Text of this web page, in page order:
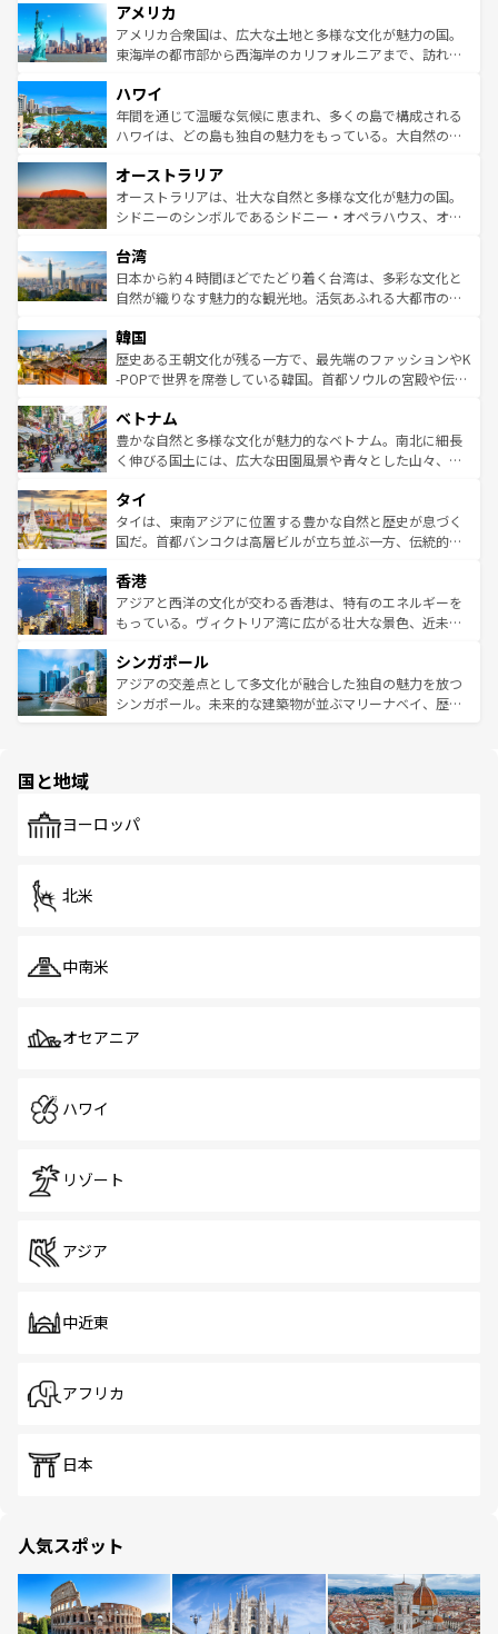
ンツ一覧を参照してほしい。
の建物がそのまま残る町や、スイスならではのユニークな
博物館もあり、アルプス観光だけでなく町歩きも満喫する
ことができる。国民の所得が高いため物価も高いが、旅行
ば市内交通費無料で観光を楽しむこともできる。 なお、新
着のスイス情報はコンテンツ一覧 を参照してほしい。
アメリカ
アメリカ合衆国は、広大な土地と多様な文化が魅力の国。
東海岸の都市部から西海岸のカリフォルニアまで、訪れる
のような巨大都市は、観光、ショッピング、エンターテイ
ンメントが詰まった刺激的なスポットだ。一方、アメリカ
西部には大自然が広がり、グランドキャニオンやイエロー
部のニューオーリンズでは、音楽と美食が融合した独特の
文化が魅力。旅行者はアメリカの各地域で異なる魅力を楽
しみながら、その多様性と豊かな歴史を感じることができ
ならではの贅沢な旅のスタイルだ。 なお、新着のアメリカ
情報はコンテンツ一覧を参照してほしい。
ハワイ
年間を通じて温暖な気候に恵まれ、多くの島で構成される
ハワイは、どの島も独自の魅力をもっている。大自然の神
ワイ島は見逃せない。また、定番の観光地といえばオアフ
島だが、静かな自然を求めるならマウイ島やカウアイ島が
おすすめ。エメラルドグリーンに輝く海をはじめ、豊かな
れるおもてなしの心で訪れる人々を迎えてくれるハワイの
人々、おいしいローカルフードやハワイアンミュージッ
ク、伝統的なフラダンスなど、すべてがハワイの魅力を彩
ワイを、存分に味わってほしい。 なお、新着のハワイ情報
はコンテンツ一覧を参照してほしい。
オーストラリア
オーストラリアは、壮大な自然と多様な文化が魅力の国。
シドニーのシンボルであるシドニー・オペラハウス、オー
リアリーフや大陸中央部にそびえるウルル（エアーズロッ
ク）、タスマニアの美しい原生林やケアンズの熱帯雨林な
ど、見どころがたくさん。また、カフェやワイン、オージ
いる。アクティビティも充実しており、サーフィンやダイ
ビング、ハイキングなど、アウトドア好きにはたまらな
い。オーストラリアの多彩な魅力を存分に味わいつくそ
参照してほしい。
台湾
日本から約４時間ほどでたどり着く台湾は、多彩な文化と
自然が織りなす魅力的な観光地。活気あふれる大都市の台
ン）、静ひつな山岳地帯である台湾東部など、都市の喧騒
と山間の静けさが共存しており、訪れる人に新しい発見と
驚きをもたらしてくれる。また、奥深い台湾の食文化も魅
容にもいいと評判のスイーツなど、バラエティ豊かな料理
が味わえる。 なお、新着の台湾情報は コンテンツ一覧を参
照してほしい。
韓国
歴史ある王朝文化が残る一方で、最先端のファッションやK
-POPで世界を席巻している韓国。首都ソウルの宮殿や伝統
き、地方に足を延ばせば四季折々の自然美を楽しむことが
できる。そして、キムチや焼肉、絶品のストリートフード
まで、さまざまな韓国料理が待っている。夜には、韓国な
リティに包まれながら、韓国の多彩な魅力を心ゆくまで味
わってみてほしい。 なお、新着の韓国情報はコンテンツ一
覧を参照してほしい。
ベトナム
豊かな自然と多様な文化が魅力的なベトナム。南北に細長
く伸びる国土には、広大な田園風景や青々とした山々、世
急速な発展と共に伝統が息づく。ハノイの古い町並みやホ
ーチミン市のフランス統治時代の建物も、独特の雰囲気を
醸し出している。また、バラエティの豊かさとおいしさで
とつ。フォーやバインミー、ベトナムコーヒーなどは、ぜ
ひ現地で味わいたい。どの地域を訪れてもあたたかい人々
が旅行者を迎えてくれるので、きっと忘れられない旅にな
参照してほしい。
タイ
タイは、東南アジアに位置する豊かな自然と歴史が息づく
国だ。首都バンコクは高層ビルが立ち並ぶ一方、伝統的な
の活気が交差している。北部ではチェンマイなどの山岳地
帯で自然と触れ合い、南部ではプーケットやクラビの美し
いビーチでリゾート気分を楽しむことができる。タイ料理
激する。気候は一年中温暖で、どの季節にも異なる楽しみ
が待っている。親しみやすいタイの人々、仏教を中心とし
た文化、そして多様な観光資源が、訪れる旅人を魅了し続
香港
アジアと西洋の文化が交わる香港は、特有のエネルギーを
もっている。ヴィクトリア湾に広がる壮大な景色、近未来
み、どこを訪れても感動するはず。観光スポットが密集し
ており、効率よく見どころを回れるのも魅力。息をのむよ
うな絶景から文化的な体験まで、香港を存分に楽しみ尽く
シンガポール
アジアの交差点として多文化が融合した独自の魅力を放つ
シンガポール。未来的な建築物が並ぶマリーナベイ、歴史
で、ホーカーズは地元の風情を楽しめる外せないスポット
国と地域
ヨーロッパ
北米
中南米
オセアニア
ハワイ
リゾート
アジア
中近東
アフリカ
日本
人気スポット